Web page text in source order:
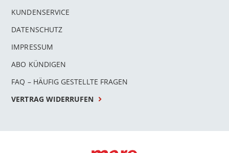
KUNDENSERVICE
DATENSCHUTZ
IMPRESSUM
ABO KÜNDIGEN
FAQ – HÄUFIG GESTELLTE FRAGEN
VERTRAG WIDERRUFEN